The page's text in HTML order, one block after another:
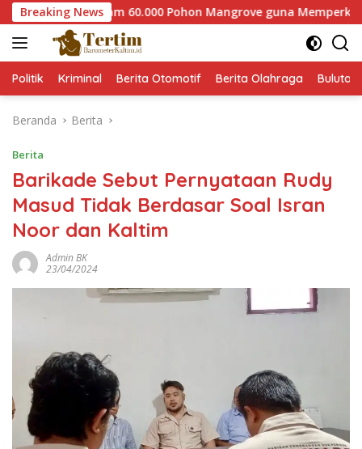
Langsung
ke
konten
Breaking News
Tanam 60.000 Pohon Mangrove guna Memperkuat
Politik Kriminal Berita Otomotif Berita Olahraga
Beranda Berita
Berita
Barikade Sebut Pernyataan Rudy
Masud Tidak Berdasar Soal Isran
Noor dan Kaltim
Admin BK
23/04/2024